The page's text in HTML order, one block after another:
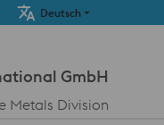
Deutsch
GmbH
Metals Division